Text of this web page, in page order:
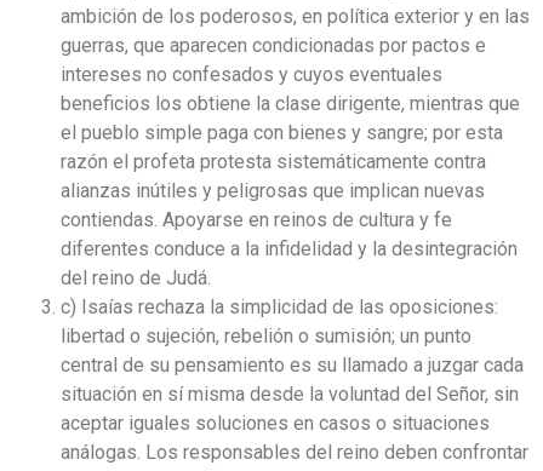
ambición de los poderosos, en política exterior y en las
guerras, que aparecen condicionadas por pactos e
intereses no confesados y cuyos eventuales
beneficios los obtiene la clase dirigente, mientras que
el pueblo simple paga con bienes y sangre; por esta
razón el profeta protesta sistemáticamente contra
alianzas inútiles y peligrosas que implican nuevas
contiendas. Apoyarse en reinos de cultura y fe
diferentes conduce a la infidelidad y la desintegración
del reino de Judá.
c) Isaías rechaza la simplicidad de las oposiciones:
libertad o sujeción, rebelión o sumisión; un punto
central de su pensamiento es su llamado a juzgar cada
situación en sí misma desde la voluntad del Señor, sin
aceptar iguales soluciones en casos o situaciones
análogas. Los responsables del reino deben confrontar